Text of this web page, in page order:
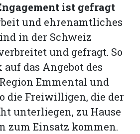
ist gefragt
und ehrenamtliches
in der Schweiz
und gefragt. So
das Angebot des
Emmental und
die Freiwilligen, die der
unterliegen, zu Hause
zum Einsatz kommen.